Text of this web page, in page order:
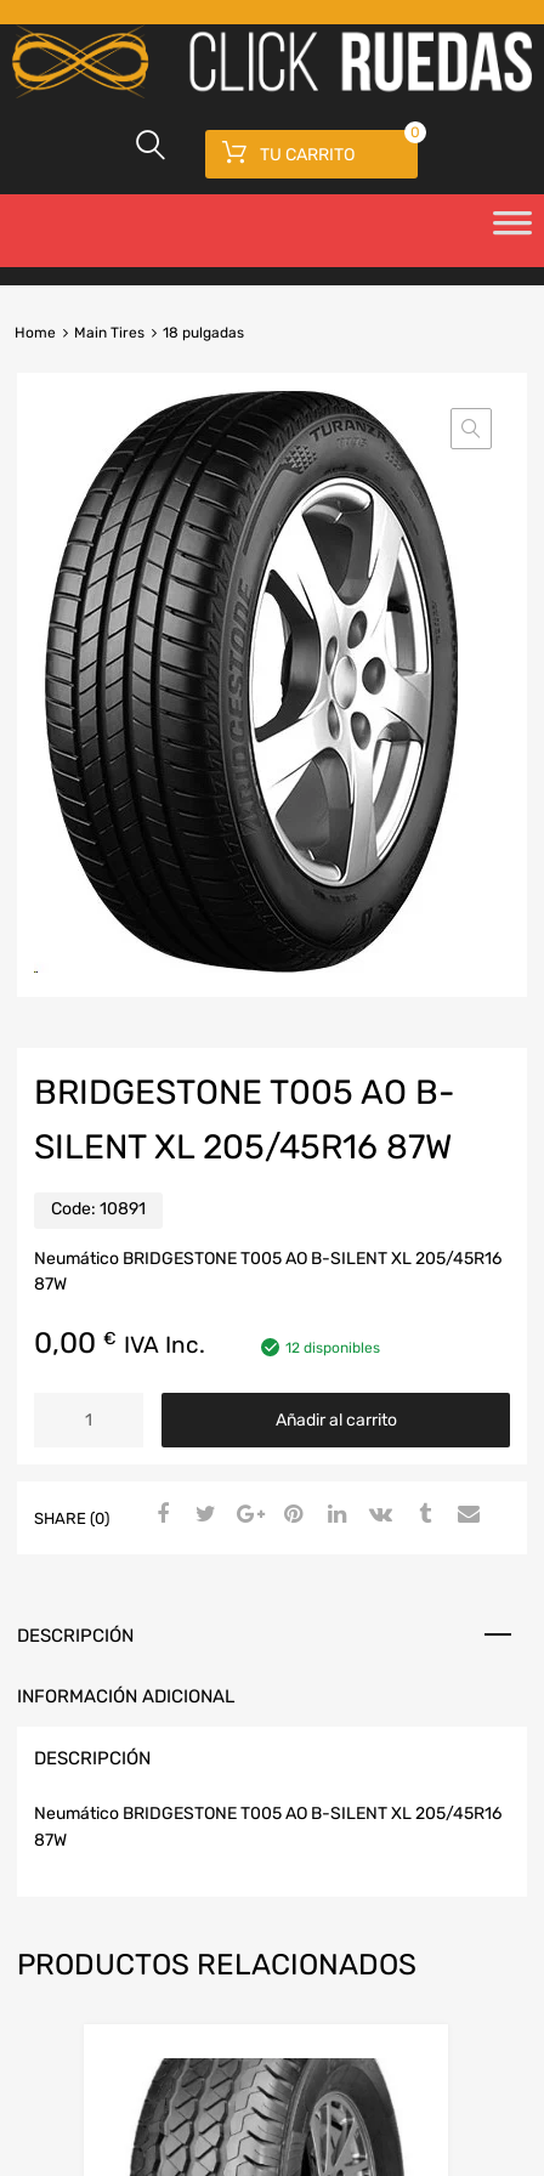
TU CARRITO
0
Home Main Tires 18 pulgadas
BRIDGESTONE T005 AO B-
SILENT XL 205/45R16 87W
Code: 10891
Neumático BRIDGESTONE T005 AO B-SILENT XL 205/45R16
87W
0,00 € IVA Inc. 12 disponibles
Añadir al carrito
SHARE (0)
DESCRIPCIÓN
INFORMACIÓN ADICIONAL
DESCRIPCIÓN
Neumático BRIDGESTONE T005 AO B-SILENT XL 205/45R16
87W
PRODUCTOS RELACIONADOS